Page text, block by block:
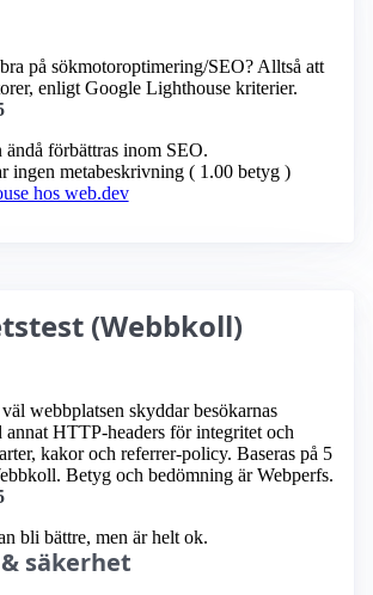
på sökmotoroptimering/SEO? Alltså att
enligt Google Lighthouse kriterier.
ändå förbättras inom SEO.
ingen metabeskrivning ( 1.00 betyg )
hos web.dev
(Webbkoll)
webbplatsen skyddar besökarnas
annat HTTP-headers för integritet och
kakor och referrer-policy. Baseras på 5
Betyg och bedömning är Webperfs.
bli bättre, men är helt ok.
säkerhet